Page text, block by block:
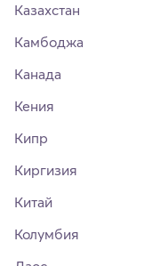
Казахстан
Камбоджа
Канада
Кения
Кипр
Киргизия
Китай
Колумбия